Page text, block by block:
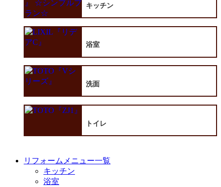
キッチン
浴室
洗面
トイレ
リフォームメニュー一覧
キッチン
浴室